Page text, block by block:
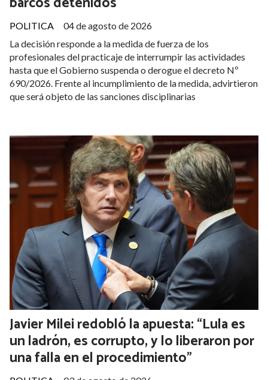
trabajadores a levantar el paro que frenó
la actividad en los puertos: hay 140
barcos detenidos
POLITICA
04 de agosto de 2026
La decisión responde a la medida de fuerza de los
profesionales del practicaje de interrumpir las actividades
hasta que el Gobierno suspenda o derogue el decreto Nº
690/2026. Frente al incumplimiento de la medida, advirtieron
que será objeto de las sanciones disciplinarias